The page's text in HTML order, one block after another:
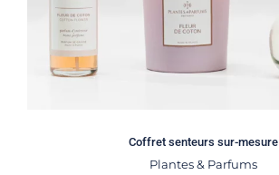
Coffret senteurs sur-mesure
Plantes & Parfums